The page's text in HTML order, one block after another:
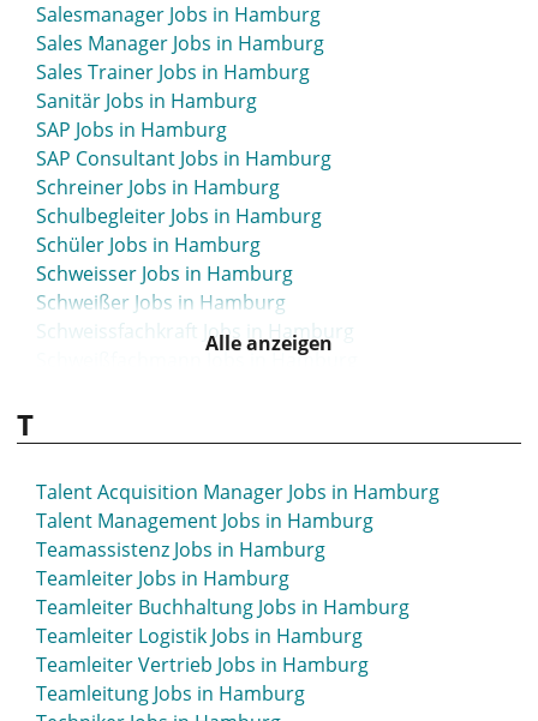
Salesmanager Jobs in Hamburg
Sales Manager Jobs in Hamburg
Sales Trainer Jobs in Hamburg
Sanitär Jobs in Hamburg
SAP Jobs in Hamburg
SAP Consultant Jobs in Hamburg
Schreiner Jobs in Hamburg
Schulbegleiter Jobs in Hamburg
Schüler Jobs in Hamburg
Schweisser Jobs in Hamburg
Schweißer Jobs in Hamburg
Schweissfachkraft Jobs in Hamburg
Schweißfachmann Jobs in Hamburg
Sekretär Jobs in Hamburg
Selbständige Jobs in Hamburg
Selbständiger Jobs in Hamburg
Selbständigkeit Jobs in Hamburg
Senior Data Engineer Jobs in Hamburg
SEO Jobs in Hamburg
SEO Manager Jobs in Hamburg
Service Jobs in Hamburg
Service-Berater Jobs in Hamburg
Alle anzeigen
T
Talent Acquisition Manager Jobs in Hamburg
Talent Management Jobs in Hamburg
Teamassistenz Jobs in Hamburg
Teamleiter Jobs in Hamburg
Teamleiter Buchhaltung Jobs in Hamburg
Teamleiter Logistik Jobs in Hamburg
Teamleiter Vertrieb Jobs in Hamburg
Teamleitung Jobs in Hamburg